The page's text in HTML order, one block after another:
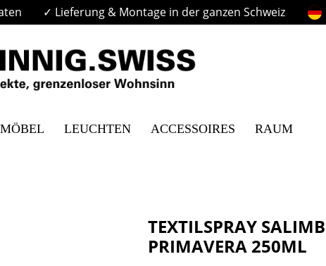
✓ Lieferung & Montage in der ganzen Schweiz
MÖBEL LEUCHTEN ACCESSOIRES RAUM
TEXTILSPRAY
PRIMAVERA 250ML